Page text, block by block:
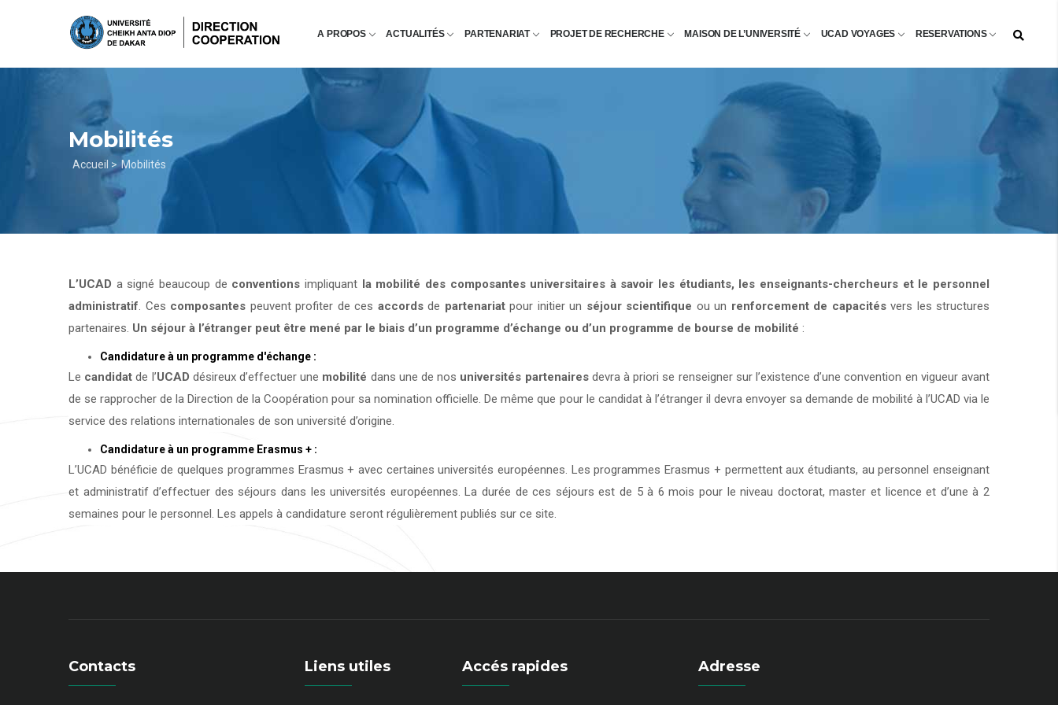
principal
A PROPOS ACTUALITÉS PARTENARIAT PROJET DE RECHERCHE MAISON DE L’UNIVERSITÉ UCAD VOYAGES RESERVATIONS
Mobilités
Fil
d'Ariane
Accueil > Mobilités
L’UCAD a signé beaucoup de conventions impliquant la mobilité des composantes universitaires à savoir les étudiants, les enseignants-chercheurs et le personnel
administratif. Ces composantes peuvent profiter de ces accordsde partenariatpour initier un séjour scientifique ou un renforcement de capacitésvers les structures
partenaires. Un séjour à l’étranger peut être mené par le biais d’un programme d’échange ou d’un programme de bourse de mobilité :
Candidature à un programme d'échange :
Le candidat de l’UCAD désireux d’effectuer une mobilité dans une de nos universités partenairesdevra à priori se renseigner sur l’existence d’une convention en vigueur avant
de se rapprocher de la Direction de la Coopération pour sa nomination officielle. De même que pour le candidat à l’étranger il devra envoyer sa demande de mobilité à l’UCAD via le
service des relations internationales de son université d’origine.
Candidature à un programme Erasmus + :
L’UCAD bénéficie de quelques programmes Erasmus + avec certaines universités européennes. Les programmes Erasmus + permettent aux étudiants, au personnel enseignant
et administratif d’effectuer des séjours dans les universités européennes. La durée de ces séjours est de 5 à 6 mois pour le niveau doctorat, master et licence et d’une à 2
semaines pour le personnel. Les appels à candidature seront régulièrement publiés sur ce site.
Contacts Liens utiles Accés rapides Adresse